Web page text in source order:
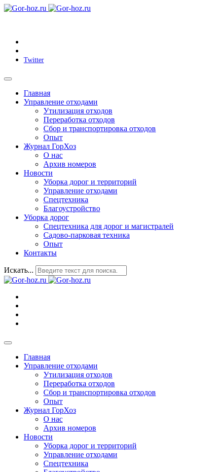
Twitter
Главная
Управление отходами
Утилизация отходов
Переработка отходов
Сбор и транспортировка отходов
Опыт
Журнал ГорХоз
О нас
Архив номеров
Новости
Уборка дорог и территорий
Управление отходами
Спецтехника
Благоустройство
Уборка дорог
Спецтехника для дорог и магистралей
Садово-парковая техника
Опыт
Контакты
Искать...
Главная
Управление отходами
Утилизация отходов
Переработка отходов
Сбор и транспортировка отходов
Опыт
Журнал ГорХоз
О нас
Архив номеров
Новости
Уборка дорог и территорий
Управление отходами
Спецтехника